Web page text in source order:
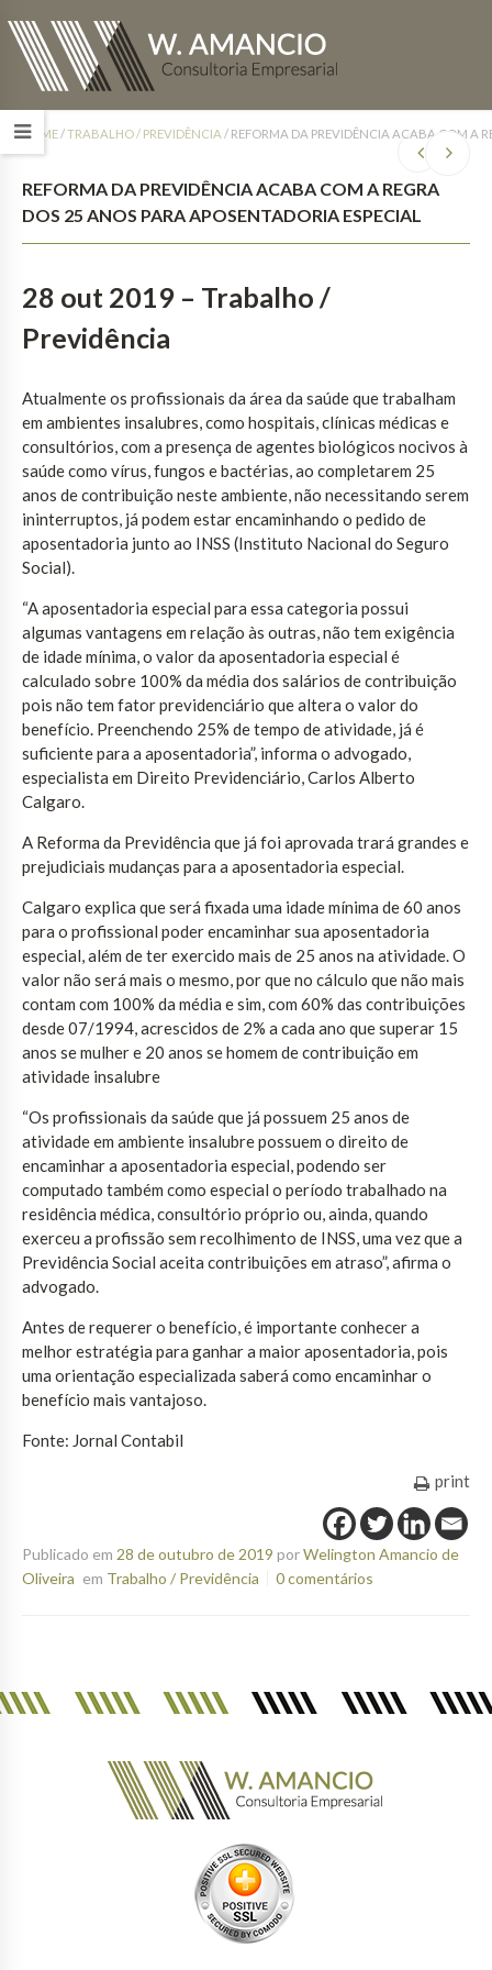
HOME/TRABALHO / PREVIDÊNCIA / REFORMA DA PREVIDÊNCIA ACABA COM A
REFORMA DA PREVIDÊNCIA ACABA COM A REGRA
DOS 25 ANOS PARA APOSENTADORIA ESPECIAL
28 out 2019 – Trabalho /
Previdência
Atualmente os profissionais da área da saúde que trabalham
em ambientes insalubres, como hospitais, clínicas médicas e
consultórios, com a presença de agentes biológicos nocivos à
saúde como vírus, fungos e bactérias, ao completarem 25
anos de contribuição neste ambiente, não necessitando serem
ininterruptos, já podem estar encaminhando o pedido de
aposentadoria junto ao INSS (Instituto Nacional do Seguro
Social).
“A aposentadoria especial para essa categoria possui
algumas vantagens em relação às outras, não tem exigência
de idade mínima, o valor da aposentadoria especial é
calculado sobre 100% da média dos salários de contribuição
pois não tem fator previdenciário que altera o valor do
benefício. Preenchendo 25% de tempo de atividade, já é
suficiente para a aposentadoria”, informa o advogado,
especialista em Direito Previdenciário, Carlos Alberto
Calgaro.
A Reforma da Previdência que já foi aprovada trará grandes e
prejudiciais mudanças para a aposentadoria especial.
Calgaro explica que será fixada uma idade mínima de 60 anos
para o profissional poder encaminhar sua aposentadoria
especial, além de ter exercido mais de 25 anos na atividade. O
valor não será mais o mesmo, por que no cálculo que não mais
contam com 100% da média e sim, com 60% das contribuições
desde 07/1994, acrescidos de 2% a cada ano que superar 15
anos se mulher e 20 anos se homem de contribuição em
atividade insalubre
“Os profissionais da saúde que já possuem 25 anos de
atividade em ambiente insalubre possuem o direito de
encaminhar a aposentadoria especial, podendo ser
computado também como especial o período trabalhado na
residência médica, consultório próprio ou, ainda, quando
exerceu a profissão sem recolhimento de INSS, uma vez que a
Previdência Social aceita contribuições em atraso”, afirma o
advogado.
Antes de requerer o benefício, é importante conhecer a
melhor estratégia para ganhar a maior aposentadoria, pois
uma orientação especializada saberá como encaminhar o
benefício mais vantajoso.
Fonte: Jornal Contabil
print
Publicado em 28 de outubro de 2019 porWelington Amancio de
Oliveira em Trabalho / Previdência 0 comentários